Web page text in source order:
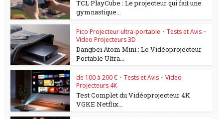
TCL PlayCube : Le projecteur qui fait une
gymnastique...
Pico Projecteur ultra-portable • Tests et Avis •
Video Projecteurs 3D
Dangbei Atom Mini : Le Vidéoprojecteur
Portable Ultra...
de 100 à 200 € • Tests et Avis • Video
Projecteurs 4K
Test Complet du Vidéoprojecteur 4K
VGKE Netflix...